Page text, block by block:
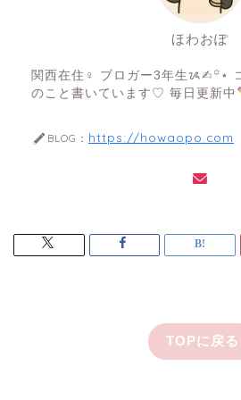
ほわおぽ
関西在住♀ ブロガー3年生ᝰ✍︎꙳⋆
のこと書いています♡ 毎日更新中
BLOG： https://howaopo.com
TOPに戻る